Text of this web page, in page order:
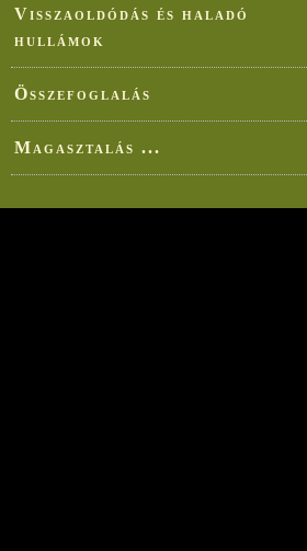
Visszaoldódás és haladó
hullámok
Összefoglalás
Magasztalás ...